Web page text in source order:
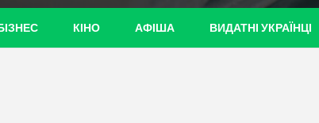
КІНО АФІША ВИДАТНІ УКРАЇНЦІ